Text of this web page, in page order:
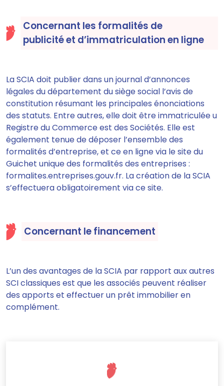
Concernant les formalités de
publicité et d’immatriculation en ligne
La SCIA doit publier dans un journal d’annonces
légales du département du siège social l’avis de
constitution résumant les principales énonciations
des statuts. Entre autres, elle doit être immatriculée u
Registre du Commerce est des Sociétés. Elle est
également tenue de déposer l’ensemble des
formalités d’entreprise, et ce en ligne via le site du
Guichet unique des formalités des entreprises :
formalites.entreprises.gouv.fr. La création de la SCIA
s’effectuera obligatoirement via ce site.
Concernant le financement
L’un des avantages de la SCIA par rapport aux autres
SCI classiques est que les associés peuvent réaliser
des apports et effectuer un prêt immobilier en
complément.